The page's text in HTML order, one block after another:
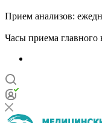
Прием анализов:
Часы приема главного